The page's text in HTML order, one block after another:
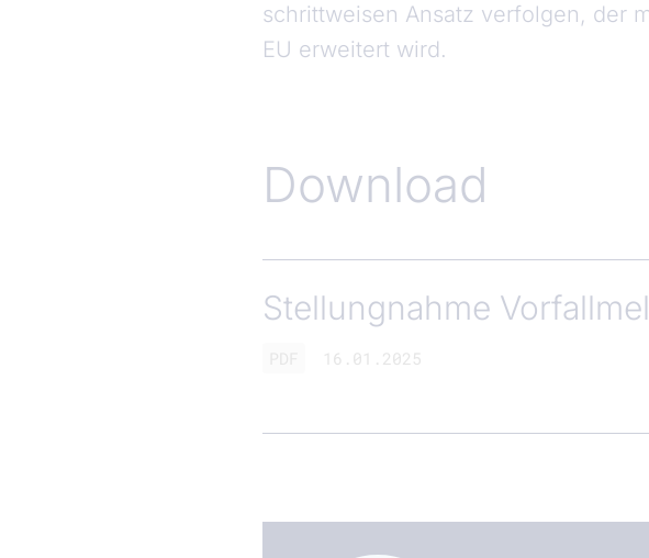
schrittweisen Ansatz verfolgen, der
EU erweitert wird.
Download
Stellungnahme
16.01.2025